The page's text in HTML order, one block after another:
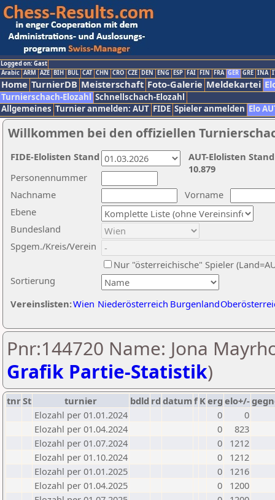
Logged on: Gast
Arabic ARM AZE BIH BUL CAT CHN CRO CZE DEN ENG ESP FAI FIN FRA GER GRE INA
Home TurnierDB Meisterschaft Foto-Galerie Meldekartei
Turnierschach-Elozahl Schnellschach-Elozahl
Allgemeines Turnier anmelden: AUT FIDE Spieler anmelden Elo
Willkommen bei den offiziellen
Nachname
Vorname
Ebene
Sortierung
Personennummer
Bundesland
Spgem./Kreis/Verein
Nur "österreichische" Spieler
Vereinslisten:Wien Niederösterreich Burgenland
AUT-Elolisten
10.879
FIDE-Elolisten Stand
Pnr:144720 Name: Jona
Grafik Partie-Statistik)
tnrSt turnier bdld rd datumf Kerg elo+/-
Elozahl per 01.01.2024
0
0
Elozahl per 01.04.2024
0
823
Elozahl per 01.07.2024
0
1212
Elozahl per 01.10.2024
0
1212
Elozahl per 01.01.2025
0
1216
Elozahl per 01.04.2025
0
1200